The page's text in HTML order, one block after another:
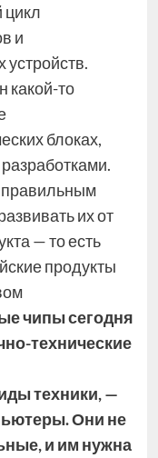
и
устройств.
какой-то
блоках,
правильным
их от
— то есть
продукты
чипы сегодня
технические
техники, —
Они не
и им нужна